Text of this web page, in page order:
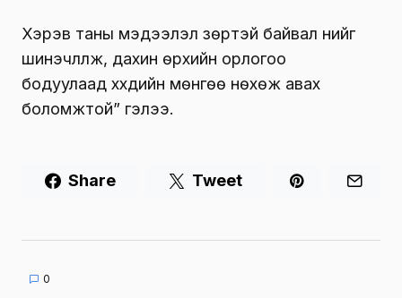
Хэрэв таны мэдээлэл зөрүүтэй байвал үүнийг
шинэчлүүлж, дахин өрхийн орлогоо
бодуулаад хүүхдийн мөнгөө нөхөж авах
боломжтой” гэлээ.
Share Tweet
0